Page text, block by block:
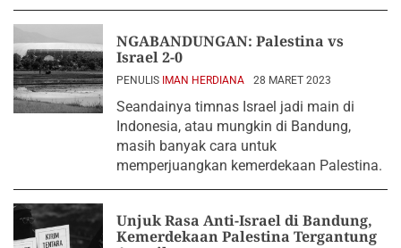
NGABANDUNGAN: Palestina vs
Israel 2-0
PENULIS IMAN HERDIANA 28 MARET 2023
Seandainya timnas Israel jadi main di
Indonesia, atau mungkin di Bandung,
masih banyak cara untuk
memperjuangkan kemerdekaan Palestina.
Unjuk Rasa Anti-Israel di Bandung,
Kemerdekaan Palestina Tergantung